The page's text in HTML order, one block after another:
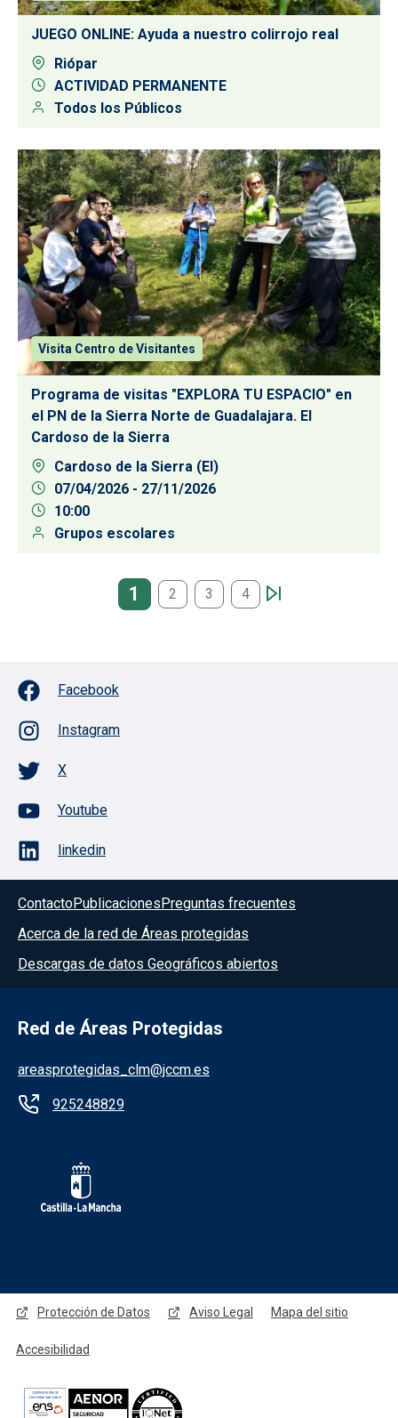
JUEGO ONLINE: Ayuda a nuestro colirrojo real
Riópar
ACTIVIDAD PERMANENTE
Todos los Públicos
Visita Centro de Visitantes
Programa de visitas "EXPLORA TU ESPACIO" en
el PN de la Sierra Norte de Guadalajara. El
Cardoso de la Sierra
Cardoso de la Sierra (El)
07/04/2026 - 27/11/2026
10:00
Grupos escolares
1 2 3 4
Facebook
Instagram
X
Youtube
linkedin
ContactoPublicacionesPreguntas frecuentes
Acerca de la red de Áreas protegidas
Descargas de datos Geográficos abiertos
Red de Áreas Protegidas
areasprotegidas_clm@jccm.es
925248829
Protección de Datos Aviso Legal Mapa del sitio
Accesibilidad